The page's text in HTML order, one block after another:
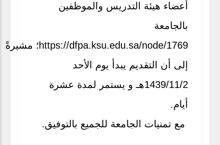
أعضاء هيئة التدريس والموظفين
بالجامعة
https://dfpa.ksu.edu.sa/node/1769؛ مشيرةً
إلى أن التقديم يبدأ يوم الأحد
1439/11/2هـ و يستمر لمدة عشرة
أيام.
مع تمنيات الجامعة للجميع بالتوفيق.